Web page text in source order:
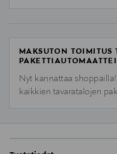
MAKSUTON TOIMITUS
Nyt kannattaa
kaikkien tavaratalojen